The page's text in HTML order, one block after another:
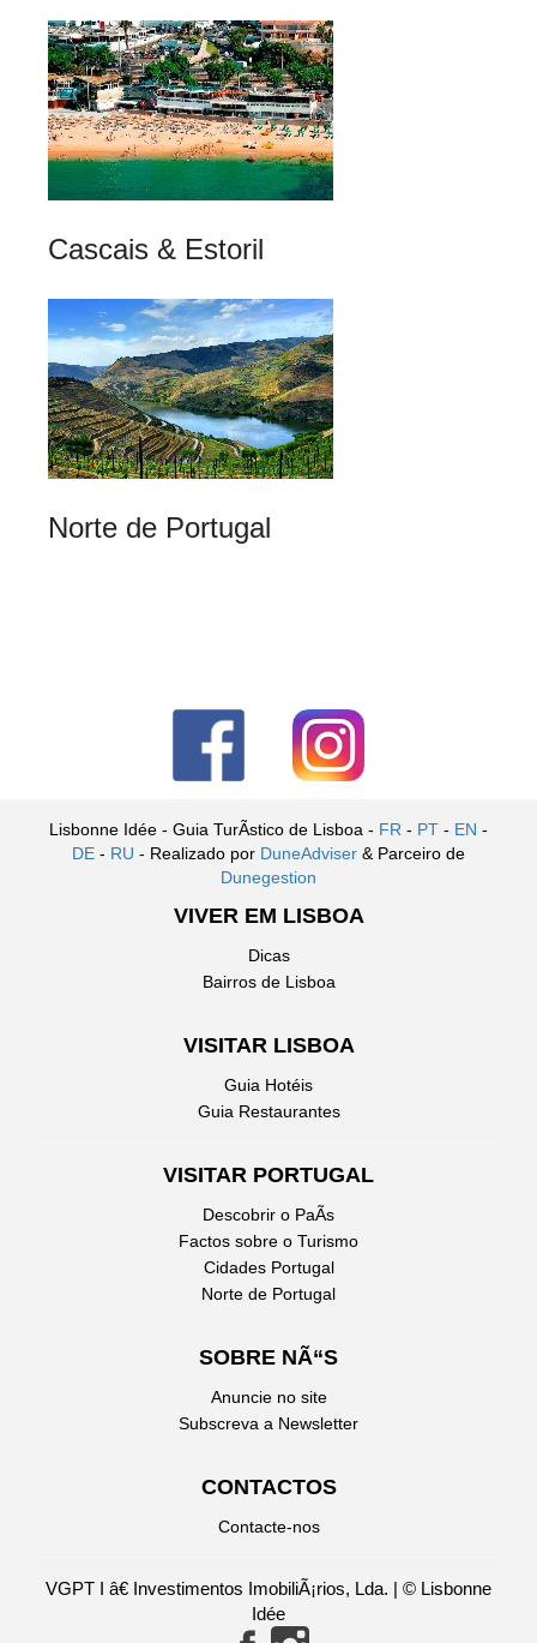
Cascais & Estoril
Norte de Portugal
Lisbonne Idée - Guia TurÃ­stico de Lisboa - FR - PT - EN -
DE - RU - Realizado por DuneAdviser & Parceiro de
Dunegestion
VIVER EM LISBOA
Dicas
Bairros de Lisboa
VISITAR LISBOA
Guia Hotéis
Guia Restaurantes
VISITAR PORTUGAL
Descobrir o PaÃ­s
Factos sobre o Turismo
Cidades Portugal
Norte de Portugal
SOBRE NÃ“S
Anuncie no site
Subscreva a Newsletter
CONTACTOS
Contacte-nos
VGPT I â€ Investimentos ImobiliÃ¡rios, Lda. | © Lisbonne
Idée